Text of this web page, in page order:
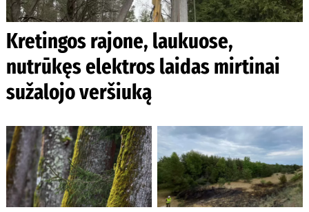
Kretingos rajone, laukuose,
nutrūkęs elektros laidas mirtinai
sužalojo veršiuką